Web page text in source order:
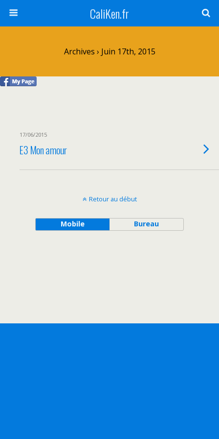
CaliKen.fr
Archives › Juin 17th, 2015
17/06/2015
E3 Mon amour
Retour au début
Mobile Bureau